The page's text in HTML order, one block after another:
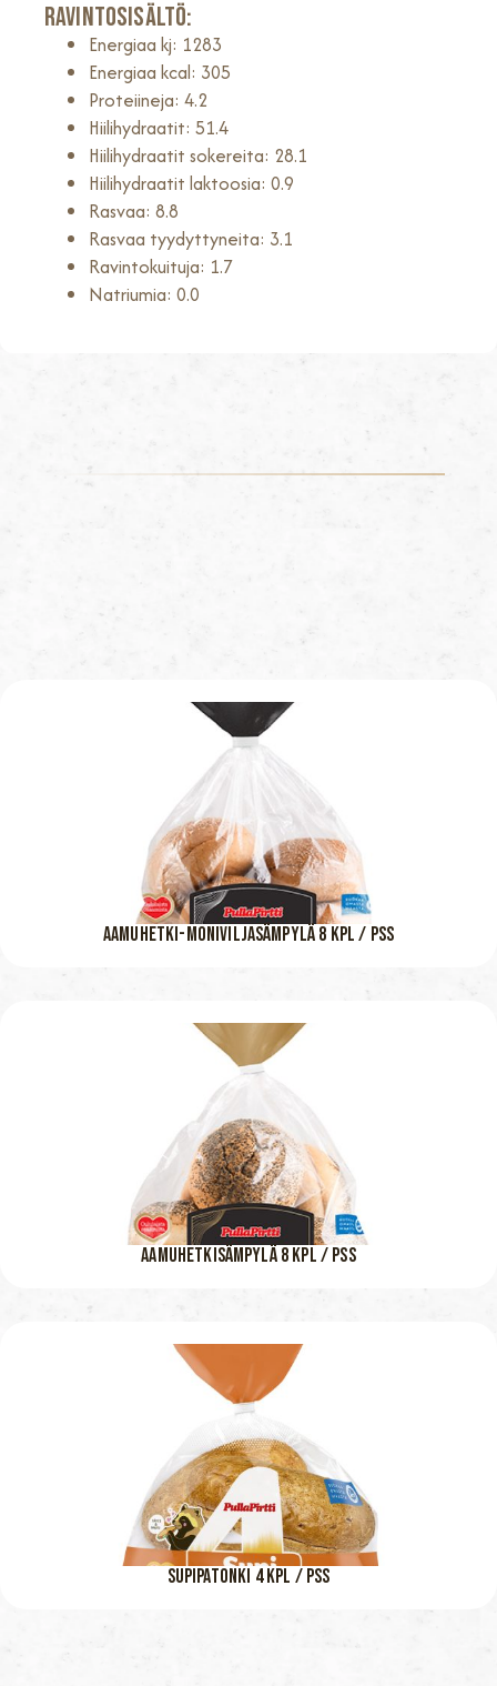
Ravintosisältö:
Energiaa kj: 1283
Energiaa kcal: 305
Proteiineja: 4.2
Hiilihydraatit: 51.4
Hiilihydraatit sokereita: 28.1
Hiilihydraatit laktoosia: 0.9
Rasvaa: 8.8
Rasvaa tyydyttyneita: 3.1
Ravintokuituja: 1.7
Natriumia: 0.0
AAMUHETKI-MONIVILJASÄMPYLÄ 8 KPL / PSS
AAMUHETKISÄMPYLÄ 8 KPL / PSS
SUPIPATONKI 4 KPL / PSS